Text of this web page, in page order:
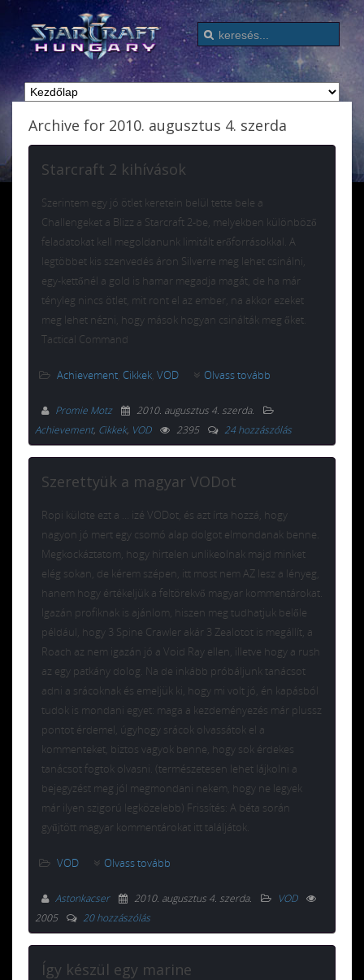
Archive for 2010. augusztus 4. szerda
Starcraft 2 kihívások
Szerintem egy jó ötlet keretein belül tette bele a
Challengeket a Blizz a Starcraft 2-be, melyekben különböző
feladatokat kell megoldanunk limitált erőforrásokkal. A
legtöbbet kis szenvedés áron Silverre meg lehet csinálni,
egy-kettőnél a gold is hamar megadja magát, de ha már
tényleg nincs ötlet, mit ront el az ember, na akkor ezeket
meg lehet nézni, hogy mások hogyan csinálták meg őket.
Tactical Command
Achievement, Cikkek, VOD Olvass tovább
Promie Motz 2010. augusztus 4. szerda.
Achievement, Cikkek, VOD 2395 24 hozzászólás
Szerettyük a magyar VODot
Ropi küldte ezt a … izé VODot, és azt írta hozzá, hogy
nagyon jó mert egy csomó alap dolgot elmondanak benne.
Megkockáztatom, hogy hirtelen unlikeolnak majd minket
elég sokan, de kérem szépen, itt most nem AZ lesz a lényeg,
hanem hogy értékeljük a feltörekvő magyar kommentárokat.
Igazán profiknak is ajánlom, hiszen meg tudhatjuk belőle
például, hogy 3 Spine Crawler akár 3 Zealotot is megállít, a
Roach az nem igazán jó a Void Ray ellen, illetve hogy a rush
az egy patkány dolog. Na de inkább próbáljunk tanácsot
adni a srácoknak és emeljük ki, hogy mi volt jó, én kapásból
tudok is mondani egyet: maga a kezdeményezés már plussz
pontot érdemel, úgyhogy srácok olvassátok el a
kommenteket, biztos vagyok benne, hogy sok érdekes
tanácsot fogtok olvasni. (természetesen lehet lájkolni a
bejegyzést meg jól megmondani nekem, hogy ne legyek
már ilyen szigorú legközelebb) Frissítés: A béta során
gyűjtött magyar kommentárokat itt találjátok.
VOD Olvass tovább
Astonkacser 2010. augusztus 4. szerda.
VOD
2005
20 hozzászólás
Így készül egy marine